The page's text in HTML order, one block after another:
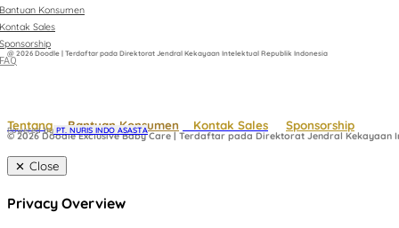
Bantuan Konsumen
Kontak Sales
Sponsorship
FAQ
@ 2026 Doodle | Terdaftar pada Direktorat Jendral Kekayaan Intelektual Republik Indonesia
Tentang Bantuan Konsumen Kontak Sales Sponsorship
© 2026 Doodle Exclusive Baby Care | Terdaftar pada Direktorat Jendral Kekayaan
Powered by PT. NURIS INDO ASASTA
Close
Privacy Overview